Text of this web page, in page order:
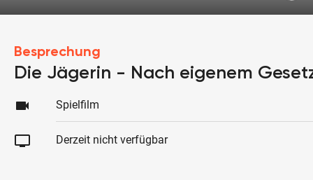
Besprechung
Die Jägerin - Nach eigenem
videocam Spielfilm
tv Derzeit nicht verfügbar